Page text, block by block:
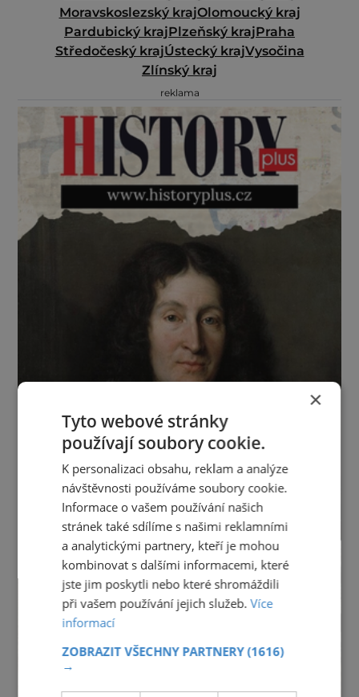
Moravskoslezský krajOlomoucký kraj
Pardubický krajPlzeňský krajPraha
Středočeský krajÚstecký krajVysočina
Zlínský kraj
reklama
×
Tyto webové stránky
používají soubory cookie.
K personalizaci obsahu, reklam a analýze
návštěvnosti používáme soubory cookie.
Informace o vašem používání našich
stránek také sdílíme s našimi reklamními
a analytickými partnery, kteří je mohou
kombinovat s dalšími informacemi, které
jste jim poskytli nebo které shromáždili
při vašem používání jejich služeb.Více
informací
ZOBRAZIT VŠECHNY PARTNERY(1616)
→